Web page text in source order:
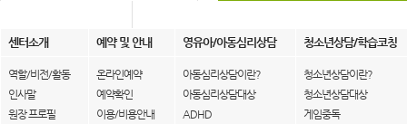
센터소개 예약 및 안내 영유아/아동심리상담 청소년상담/학습코칭
역할/비전/활동
인사말
원장 프로필
온라인예약
예약확인
이용/비용안내
아동심리상담이란?
아동심리상담대상
ADHD
청소년상담이란?
청소년상담대상
게임중독